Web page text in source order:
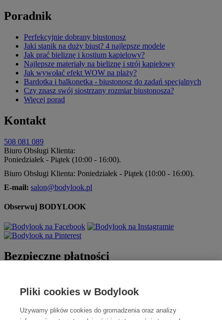
Pliki cookies w Bodylook
Używamy plików cookies do gromadzenia oraz analizy
Poradnik
Perfekcyjnie dobrany biustonosz
Jaki stanik na duży biust? 4 najlepsze modele
Jak prać bieliznę i kostium kąpielowy?
Najlepsze materiały na bieliznę i strój kąpielowy
Jak wywołać efekt WOW na plaży?
Bardotka i balkonetka - biustonosz do zadań specjalnych
Czy znasz swój siostrzany rozmiar biustonosza?
Więcej porad
Kontakt
508 081 089
Biuro Obsługi Klienta:
Poniedziałek - Piątek (10:00 - 16:00).
Biuro Obsługi Klienta: Poniedziałek - Piątek (10:00 - 16:00).
E-mail: salon@bodylook.pl
Obserwuj BODYLOOK
Bezpieczne płatności